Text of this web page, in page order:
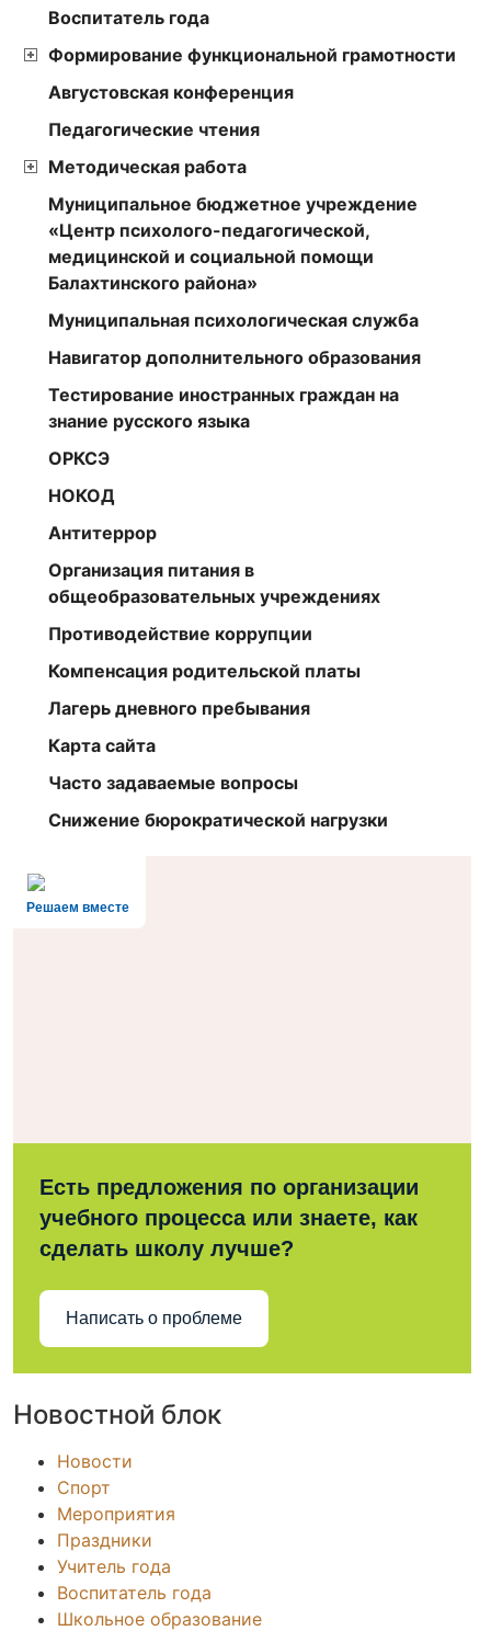
Воспитатель года
Формирование функциональной грамотности
Августовская конференция
Педагогические чтения
Методическая работа
Муниципальное бюджетное учреждение
«Центр психолого-педагогической,
медицинской и социальной помощи
Балахтинского района»
Муниципальная психологическая служба
Навигатор дополнительного образования
Тестирование иностранных граждан на
знание русского языка
ОРКСЭ
НОКОД
Антитеррор
Организация питания в
общеобразовательных учреждениях
Противодействие коррупции
Компенсация родительской платы
Лагерь дневного пребывания
Карта сайта
Часто задаваемые вопросы
Снижение бюрократической нагрузки
Решаем вместе
Есть предложения по организации
учебного процесса или знаете, как
сделать школу лучше?
Написать о проблеме
Новостной блок
Новости
Спорт
Мероприятия
Праздники
Учитель года
Воспитатель года
Школьное образование